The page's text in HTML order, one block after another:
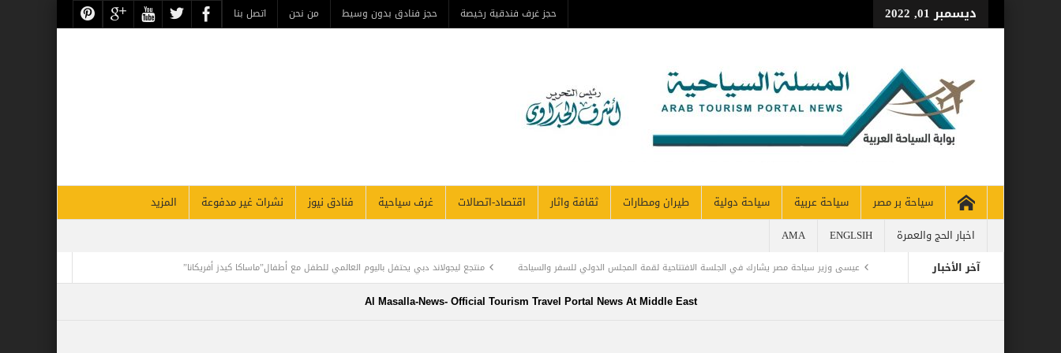
ديسمبر 01, 2022 حجز غرف فندقية رخيصة حجز فنادق بدون وسيط من نحن اتصل بنا
سياحة بر مصر سياحة عربية سياحة دولية طيران ومطارات ثقافة واثار اقتصاد-اتصالات غرف سياحية فنادق نيوز نشرات غير مدفوعة
المزيد
اخبار الحج والعمرة
ENGLSIH
AMA
آخر الأخبار
عيسى وزير سياحة مصر يشارك في الجلسة الافتتاحية لقمة المجلس الدولي للسفر والسياحة
منتجع ليجولاند دبي يحتفل باليوم العالمي للطفل مع أطفال”ماساكا كيدز أفريكانا”
اليمن تودع أمير الشعراء … وشاعر الفصحى وأديب الأمة د. عبد العزيز المقالح
وفد روماني يزور دير سانت كاترين للترويج لمشروع التجلي الأعظم.. تقرير أثري
Al Masalla-News- Official Tourism Travel Portal News At Middle East